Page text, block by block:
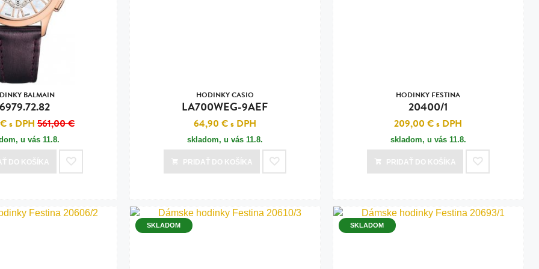
oceľ, silikón,
perla
oceľ
oceľ
oceľ
BALMAIN
s DPH 561,00 €
u vás 11.8.
DO KOŠÍKA
HODINKY CASIO
LA700WEG-9AEF
64,90 €s DPH
skladom, u vás 11.8.
PRIDAŤDO KOŠÍKA
HODINKY FESTINA
20400/1
209,00 €s DPH
skladom, u vás 11.8.
PRIDAŤDO KOŠÍKA
SKLADOM SKLADOM